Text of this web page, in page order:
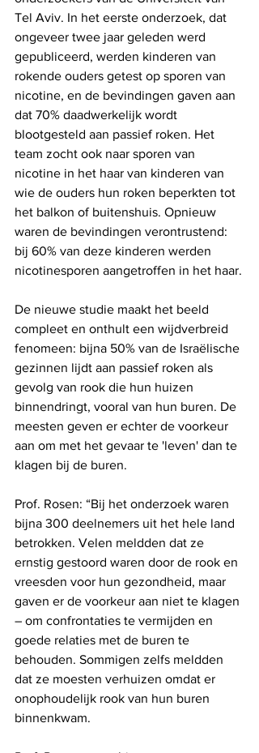
Tel Aviv. In het eerste onderzoek, dat
ongeveer twee jaar geleden werd
gepubliceerd, werden kinderen van
rokende ouders getest op sporen van
nicotine, en de bevindingen gaven aan
dat 70% daadwerkelijk wordt
blootgesteld aan passief roken. Het
team zocht ook naar sporen van
nicotine in het haar van kinderen van
wie de ouders hun roken beperkten tot
het balkon of buitenshuis. Opnieuw
waren de bevindingen verontrustend:
bij 60% van deze kinderen werden
nicotinesporen aangetroffen in het haar.
De nieuwe studie maakt het beeld
compleet en onthult een wijdverbreid
fenomeen: bijna 50% van de Israëlische
gezinnen lijdt aan passief roken als
gevolg van rook die hun huizen
binnendringt, vooral van hun buren. De
meesten geven er echter de voorkeur
aan om met het gevaar te 'leven' dan te
klagen bij de buren.
Prof. Rosen: “Bij het onderzoek waren
bijna 300 deelnemers uit het hele land
betrokken. Velen meldden dat ze
ernstig gestoord waren door de rook en
vreesden voor hun gezondheid, maar
gaven er de voorkeur aan niet te klagen
– om confrontaties te vermijden en
goede relaties met de buren te
behouden. Sommigen zelfs meldden
dat ze moesten verhuizen omdat er
onophoudelijk rook van hun buren
binnenkwam.